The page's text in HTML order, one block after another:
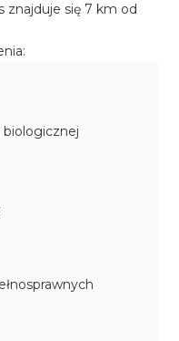
znajduje się 7 km od